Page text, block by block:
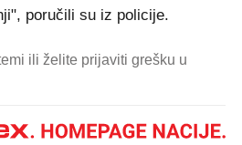
poručili su iz policije.
ili želite prijaviti grešku u